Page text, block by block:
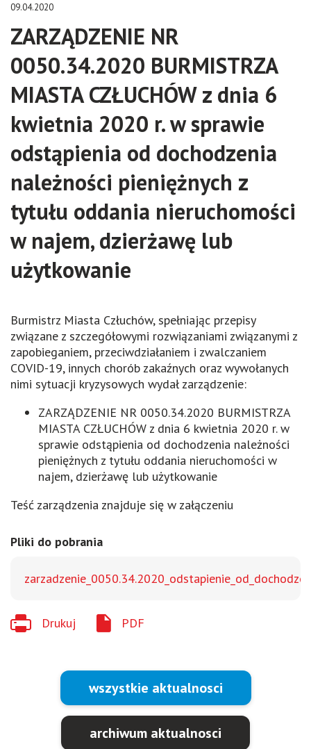
09.04.2020
ZARZĄDZENIE NR
0050.34.2020 BURMISTRZA
MIASTA CZŁUCHÓW z dnia 6
kwietnia 2020 r. w sprawie
odstąpienia od dochodzenia
należności pieniężnych z
tytułu oddania nieruchomości
w najem, dzierżawę lub
użytkowanie
Burmistrz Miasta Człuchów, spełniając przepisy
związane z szczegółowymi rozwiązaniami związanymi z
zapobieganiem, przeciwdziałaniem i zwalczaniem
COVID-19, innych chorób zakaźnych oraz wywołanych
nimi sytuacji kryzysowych wydał zarządzenie:
ZARZĄDZENIE NR 0050.34.2020 BURMISTRZA
MIASTA CZŁUCHÓW z dnia 6 kwietnia 2020 r. w
sprawie odstąpienia od dochodzenia należności
pieniężnych z tytułu oddania nieruchomości w
najem, dzierżawę lub użytkowanie
Teść zarządzenia znajduje się w załączeniu
Pliki do pobrania
Drukuj PDF
wszystkie aktualnosci
archiwum aktualnosci